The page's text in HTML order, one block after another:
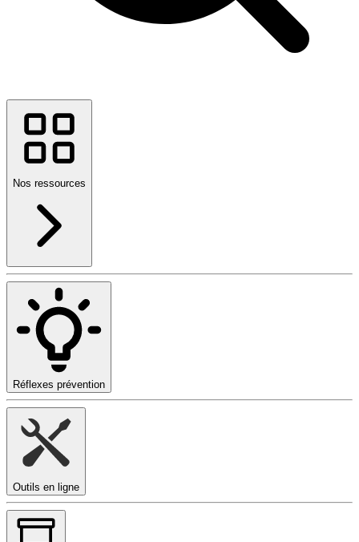
Nos ressources
Réflexes prévention
Outils en ligne